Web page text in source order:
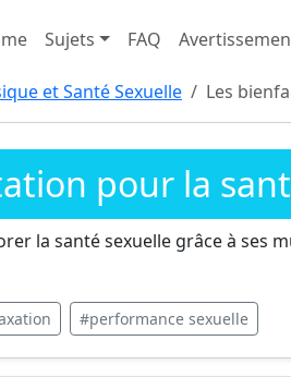
Sujets FAQ
et Santé Sexuelle Les
pour la
la santé sexuelle grâce à ses
#performance sexuelle